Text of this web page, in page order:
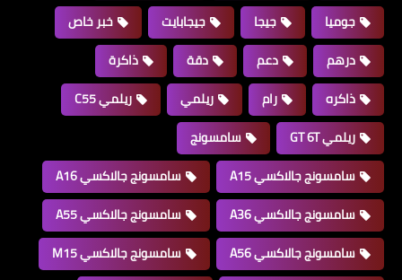
جوميا
جيجا جيجابايت
خبر خاص
درهم
دعم دقة
ذاكرة
ذاكره
رام ريلمي
ريلمي C55
ريلمي GT 6T
سامسونج
سامسونج جالاكسي A15
سامسونج جالاكسي A16
سامسونج جالاكسي A36
سامسونج جالاكسي A55
سامسونج جالاكسي A56
سامسونج جالاكسي M15